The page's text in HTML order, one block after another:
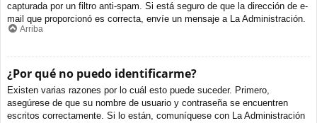
capturada por un filtro anti-spam. Si está seguro de que la dirección de e-
mail que proporcionó es correcta, envíe un mensaje a La Administración.
Arriba
¿Por qué no puedo identificarme?
Existen varias razones por lo cuál esto puede suceder. Primero,
asegúrese de que su nombre de usuario y contraseña se encuentren
escritos correctamente. Si lo están, comuníquese con La Administración